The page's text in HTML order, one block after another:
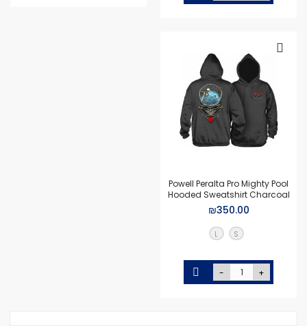
Powell Peralta Pro Mighty Pool
Hooded Sweatshirt Charcoal
₪350.00
S
L
- +